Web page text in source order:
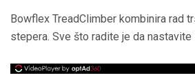
Bowflex TreadClimber kombinira rad
stepera. Sve što radite je da nastavite